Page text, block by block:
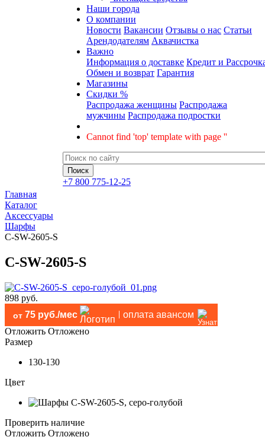
Наши города
О компании
Новости Вакансии Отзывы о нас Статьи
Арендодателям Аквачистка
Важно
Информация о доставке Кредит и
Обмен и возврат Гарантия
Магазины
Скидки %
Распродажа женщины Распродажа
мужчины Распродажа подростки
Cannot find 'top' template with page ''
+7 800 775-12-25
Главная
Каталог
Аксессуары
Шарфы
C-SW-2605-S
C-SW-2605-S
898 руб.
от 75 руб./мес
оплата авансом
Отложить Отложено
Размер
130-130
Цвет
Проверить наличие
Отложить Отложено